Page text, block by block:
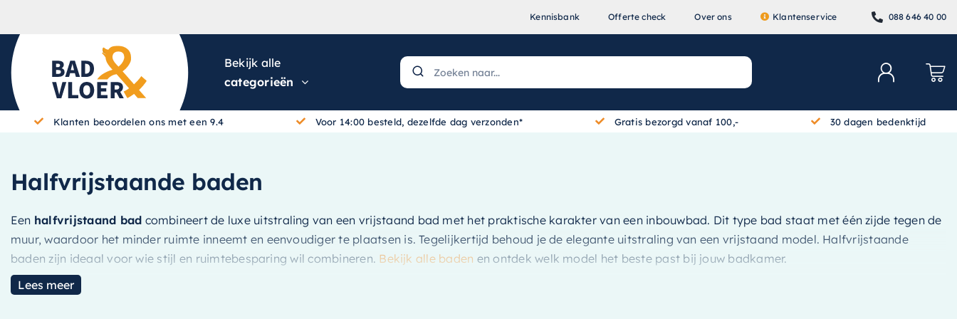
Kennisbank Offerte check Over ons Klantenservice 088 646 40 00
Bekijk alle
categorieën
Klanten beoordelen ons met een 9.4 Voor 14:00 besteld, dezelfde dag verzonden* Gratis bezorgd vanaf 100,- 30 dagen bedenktijd
Halfvrijstaande baden
Een halfvrijstaand bad combineert de luxe uitstraling van een vrijstaand bad met het praktische karakter van een inbouwbad. Dit type bad staat met één zijde tegen de
muur, waardoor het minder ruimte inneemt en eenvoudiger te plaatsen is. Tegelijkertijd behoud je de elegante uitstraling van een vrijstaand model. Halfvrijstaande
baden zijn ideaal voor wie stijl en ruimtebesparing wil combineren. Bekijk alle baden en ontdek welk model het beste past bij jouw badkamer.
Lees meer